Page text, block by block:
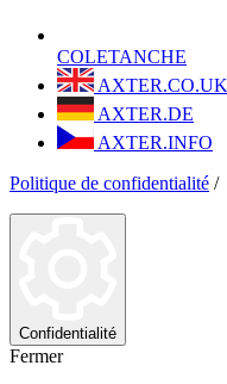
COLETANCHE
AXTER.CO.UK
AXTER.DE
AXTER.INFO
Politique de confidentialité /
Confidentialité
Fermer